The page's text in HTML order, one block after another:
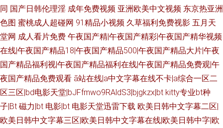
同 国产日韩伦理淫 成年免费视频 亚洲欧美中文视频 东京热亚洲
色图 蜜桃成人超碰网 91精品小视频 久草福利免费视影 五月天
堂网 成人看片免费 午夜国产精|午夜国产精彩|午夜国产精华视频
在线|午夜国产精品18|午夜国产精品500|午夜国产精品大片|午夜
国产精品福利视|午夜国产精品福利在线|午夜国产精品免费观|午
夜国产精品免费观看 ā站在线|a中文字幕在线不卡|a综合一区二
区三区|bd电影天堂|bJFfmwo9RAldS3|bjgkzx|bt kitty专业bt种
子|Bt 磁力|bt 电影|bt 电影天堂迅雷下载 欧美日韩中文字幕二区|
欧美日韩中文字幕三区|欧美日韩中文字幕在线|欧美日韩中字|欧